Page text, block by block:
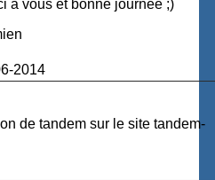
à vous et bonne journée ;)
2014
de tandem sur le site tandem-